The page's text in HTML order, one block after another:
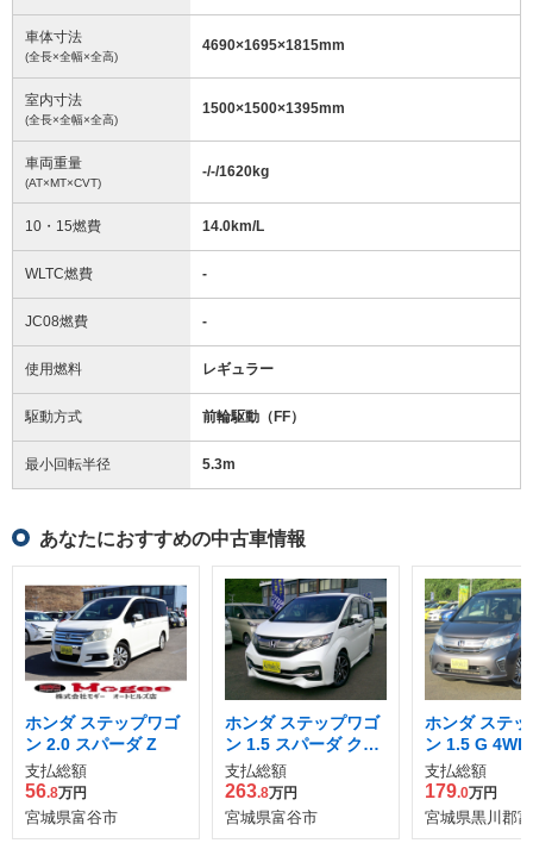
車体寸法
(全長×全幅×全高)
4690×1695×1815mm
室内寸法
(全長×全幅×全高)
1500×1500×1395mm
車両重量
(AT×MT×CVT)
-/-/1620kg
10・15燃費 14.0km/L
WLTC燃費 -
JC08燃費 -
使用燃料 レギュラー
駆動方式 前輪駆動（FF）
最小回転半径 5.3m
あなたにおすすめの中古車情報
ホンダ ステップワゴ
ン 2.0 スパーダ Z
支払総額
56.8万円
宮城県富谷市
ホンダ ステップワゴ
ン 1.5 スパーダ クー
ルスピリット ホンダ
センシング
支払総額
263.8万円
宮城県富谷市
ホンダ ステ
ン 1.5 G 4WD
支払総額
179.0万円
宮城県黒川郡